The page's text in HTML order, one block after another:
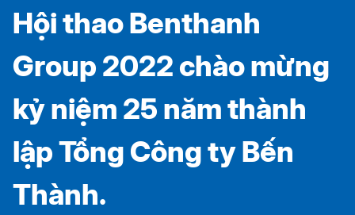
Hội thao Benthanh
Group 2022 chào mừng
kỷ niệm 25 năm thành
lập Tổng Công ty Bến
Thành.